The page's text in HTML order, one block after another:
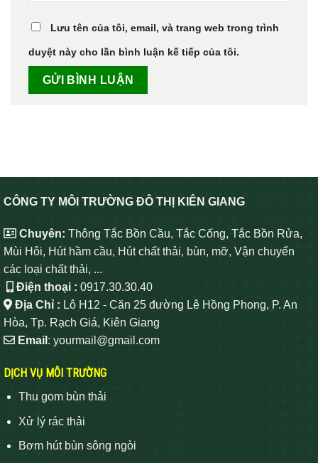
Lưu tên của tôi, email, và trang web trong trình
duyệt này cho lần bình luận kế tiếp của tôi.
CÔNG TY MÔI TRƯỜNG ĐÔ THỊ KIÊN GIANG
Chuyên: Thông Tắc Bồn Cầu, Tắc Cống, Tắc Bồn Rửa,
Mùi Hôi, Hút hầm cầu, Hút chất thải, bùn, mỡ, Vận chuyển
các loại chất thải, ...
Điện thoại : 0917.30.30.40
Địa Chỉ : Lô H12 - Căn 25 đường Lê Hồng Phong, P. An
Hòa, Tp. Rạch Giá, Kiên Giang
Email : yourmail@gmail.com
DỊCH VỤ MÔI TRƯỜNG
Thu gom bùn thải
Xử lý rác thải
Bơm hút bùn sông ngòi